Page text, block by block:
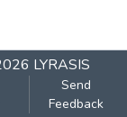
LYRASIS
Send
Feedback